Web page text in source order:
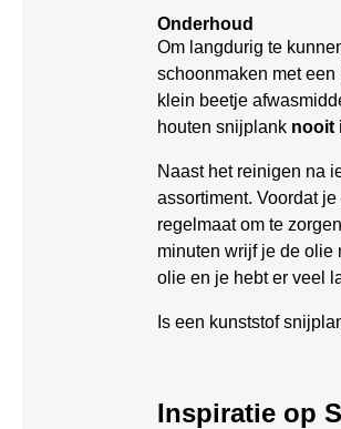
Onderhoud
Om langdurig te
schoonmaken met
klein beetje
houten snijplank nooit
Naast het reinigen na
assortiment. Voordat
regelmaat om te
minuten wrijf je de olie
olie en je hebt er veel
Is een kunststof
Inspiratie op